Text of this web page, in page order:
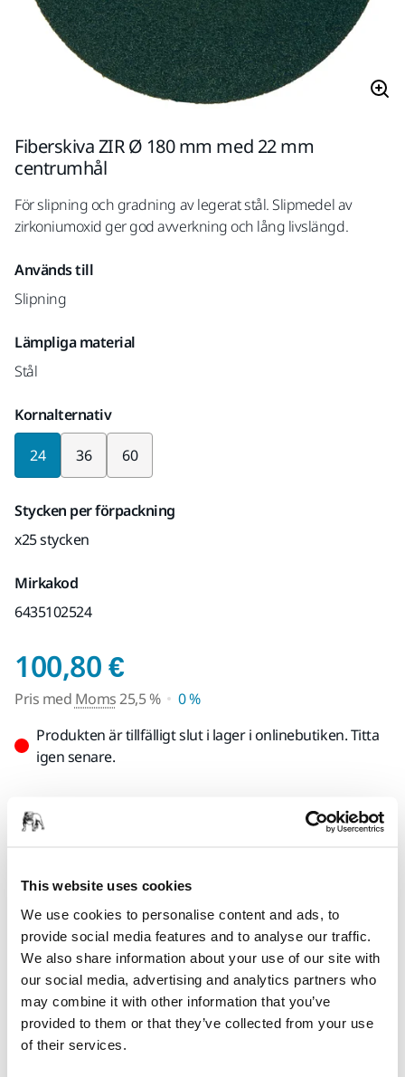
This website uses cookies
We use cookies to personalise content and ads, to
provide social media features and to analyse our traffic.
We also share information about your use of our site with
our social media, advertising and analytics partners who
may combine it with other information that you’ve
provided to them or that they’ve collected from your use
of their services.
Fiberskiva ZIR Ø 180 mm med 22 mm
centrumhål
För slipning och gradning av legerat stål. Slipmedel av
zirkoniumoxid ger god avverkning och lång livslängd.
Används till
Slipning
Lämpliga material
Stål
Kornalternativ
24 36 60
Stycken per förpackning
x25 stycken
Mirkakod
6435102524
100,80 €Pris med Moms 25,5
Pris med Moms25,5 %
0 %
Produkten är tillfälligt slut i lager i onlinebutiken. Titta
igen senare.
Fri frakt över 49.90€ inkl.moms
Säker kortbetalning
Uppföljning av försändelse
Gör en retur enkelt på www.mirka.com/sv-
fi/support/returnera-en-vara/